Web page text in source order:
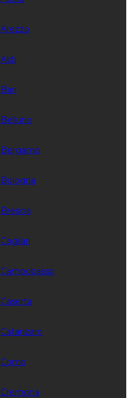
Arezzo
Asti
Bari
Belluno
Bergamo
Bologna
Brescia
Cagliari
Campobasso
Caserta
Catanzaro
Como
Cremona